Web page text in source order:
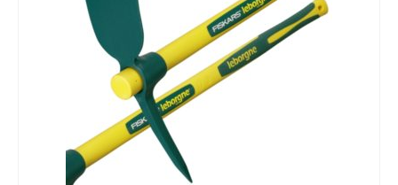
Goutte à goutte
Tuyaux
Outillage
Pots de fleur